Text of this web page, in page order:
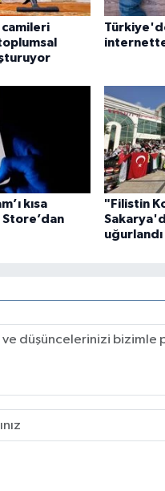
camileri
kısa
"Filistin
uğurlandı